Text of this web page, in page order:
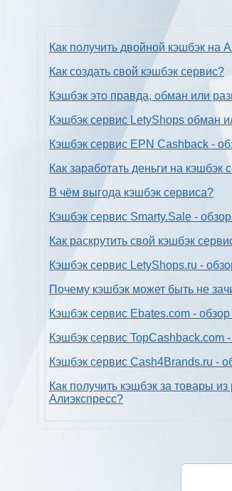
Как получить двойной кэшбэк на
Как создать свой кэшбэк сервис?
Кэшбэк это правда, обман или
Кэшбэк сервис LetyShops обман
Кэшбэк сервис EPN Cashback -
Как заработать деньги на кэшбэк
В чём выгода кэшбэк сервиса?
Кэшбэк сервис Smarty.Sale -
Как раскрутить свой кэшбэк
Кэшбэк сервис LetyShops.ru -
Почему кэшбэк может быть не
Кэшбэк сервис Ebates.com - обзор
Кэшбэк сервис TopCashback.com
Кэшбэк сервис Cash4Brands.ru -
Как получить кэшбэк за товары
Алиэкспресс?